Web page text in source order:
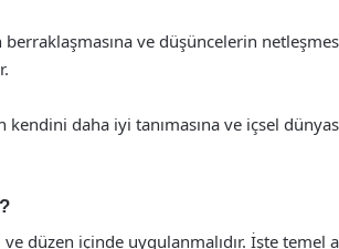
ve düşüncelerin
daha iyi tanımasına ve içsel
düzen içinde uygulanmalıdır. İşte temel